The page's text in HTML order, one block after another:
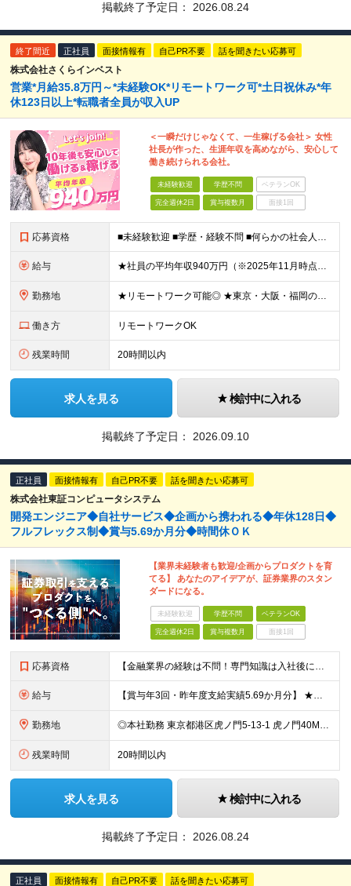
掲載終了予定日： 2026.08.24
終了間近 正社員 面接情報有 自己PR不要 話を聞きたい応募可
株式会社さくらインベスト
営業*月給35.8万円～*未経験OK*リモートワーク可*土日祝休み*年
休123日以上*転職者全員が収入UP
＜一瞬だけじゃなくて、一生稼げる会社＞ 女性
社長が作った、生涯年収を高めながら、安心して
働き続けられる会社。
未経験歓迎 学歴不問 ベテランOK
完全週休2日 賞与複数月 面接1回
応募資格 ■未経験歓迎 ■学歴・経験不問 ■何らかの社会人経験がある方 ＜こんな方に向いています！＞ ・頑張った分評価されたい方 ・将来役立つ知識を身につけたい方 ・新しいことを学ぶのが好きな方 ・趣味
給与 ★社員の平均年収940万円（※2025年11月時点） ★転職者は全員収入アップを実現 ★入社半年で昇給した実績あり！ 【営業未経験】 月給35万8,000円～（固定残業代含む）＋インセンティブ ＋賞
勤務地 ★リモートワーク可能◎ ★東京・大阪・福岡の3拠点で募集中／ご希望の勤務地で配属します ★転勤なし ＜東京支店＞ 東京都港区三田1丁目4番28号 三田国際ビル2階 ＜大阪本社＞ 大阪府大阪市北区梅
働き方 リモートワークOK
残業時間 20時間以内
求人を見る 検討中に入れる
掲載終了予定日： 2026.09.10
正社員 面接情報有 自己PR不要 話を聞きたい応募可
株式会社東証コンピュータシステム
開発エンジニア◆自社サービス◆企画から携われる◆年休128日◆
フルフレックス制◆賞与5.69か月分◆時間休ＯＫ
【業界未経験者も歓迎/企画からプロダクトを育
てる】 あなたのアイデアが、証券業界のスタン
ダードになる。
未経験歓迎 学歴不問 ベテランOK
完全週休2日 賞与複数月 面接1回
応募資格 【金融業界の経験は不問！専門知識は入社後に学べます】 ◎学歴不問 ◎システム開発の実務経験をお持ちの方 └3年以上・Java、C#いずれかの使用経験をお持ちの方を想定しております 【以下のような方は
給与 【賞与年3回・昨年度支給実績5.69か月分】 ★想定年収500万円～ ★前職給与考慮あり 月給27万円～59万円 +残業代全額支給(1分単位、監督職以下) +人事評価による賞与年2回（4月/10月）
勤務地 ◎本社勤務 東京都港区虎ノ門5-13-1 虎ノ門40MTビル 8F ※原則として、転居を伴う転勤はありません ※(変更の範囲)上記を除く当社関連勤務地
残業時間 20時間以内
求人を見る 検討中に入れる
掲載終了予定日： 2026.08.24
正社員 面接情報有 自己PR不要 話を聞きたい応募可